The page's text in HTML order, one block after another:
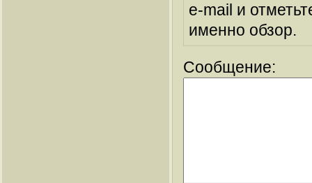
e-mail и
именно обзор.
Сообщение: